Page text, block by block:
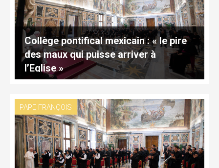
Collège pontifical mexicain : « le pire
des maux qui puisse arriver à
l’Eglise »
PAPE FRANÇOIS